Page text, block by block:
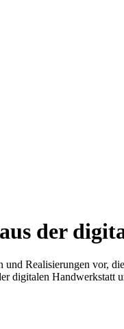
der
Realisierungen vor,
digitalen Handwerkstatt